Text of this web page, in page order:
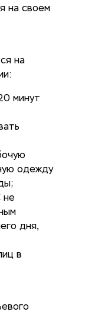
на своем
на
минут
одежду
не
дня,
в